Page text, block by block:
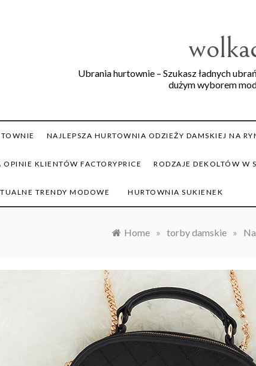
Ubrania hurtownie – Szukasz ładnych
dużym wyborem
NAJLEPSZA HURTOWNIA ODZIEŻY DAMSKIEJ NA
KLIENTÓW FACTORYPRICE RODZAJE DEKOLTÓW W
TRENDY MODOWE HURTOWNIA SUKIENEK
Home » torby damskie »